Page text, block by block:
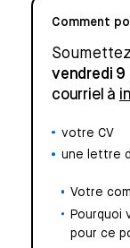
Comment
vendredi 9
courriel à
votre CV
une lettre
Votre
Pourquoi
pour ce